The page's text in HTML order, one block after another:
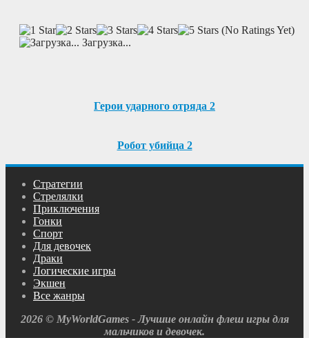
(No Ratings Yet)
Загрузка...
Герои ударного отряда 2
Робот убийца 2
Cтратегии
Cтрелялки
Приключения
Гонки
Спорт
Для девочек
Драки
Логические игры
Экшен
Все жанры
2026 © MyWorldGames - Лучшие онлайн флеш игры для
мальчиков и девочек.